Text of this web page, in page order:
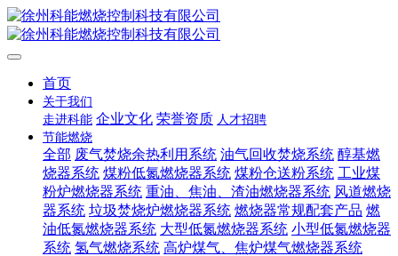
首页
关于我们
走进科能 企业文化 荣誉资质 人才招聘
节能燃烧
全部 废气焚烧余热利用系统 油气回收焚烧系统 醇基燃
烧器系统 煤粉低氮燃烧器系统 煤粉仓送粉系统 工业煤
粉炉燃烧器系统 重油、焦油、渣油燃烧器系统 风道燃烧
器系统 垃圾焚烧炉燃烧器系统 燃烧器常规配套产品 燃
油低氮燃烧器系统 大型低氮燃烧器系统 小型低氮燃烧器
系统 氢气燃烧系统 高炉煤气、焦炉煤气燃烧器系统